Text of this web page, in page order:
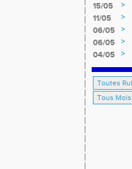
15/05 >
11/05
>
06/05
>
06/05
>
04/05
>